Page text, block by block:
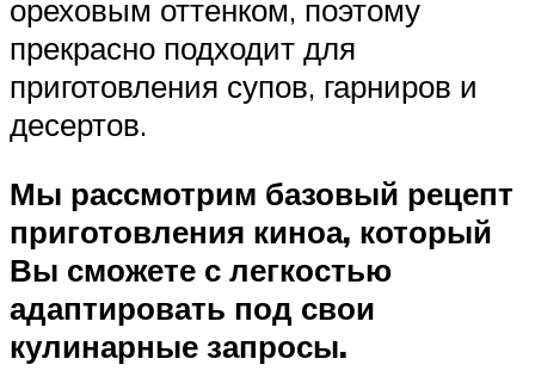
ореховым оттенком, поэтому
прекрасно подходит для
приготовления супов, гарниров и
десертов.
Мы рассмотрим базовый рецепт
приготовления киноа, который
Вы сможете с легкостью
адаптировать под свои
кулинарные запросы.